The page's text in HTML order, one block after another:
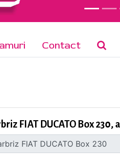
Contact
FIAT DUCATO Box